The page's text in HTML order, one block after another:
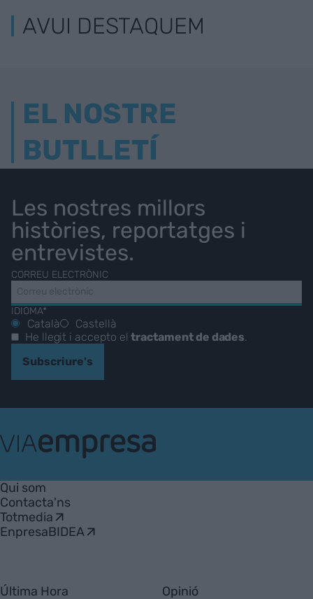
AVUI DESTAQUEM
EL NOSTRE
BUTLLETÍ
Les nostres millors
històries, reportatges i
entrevistes.
CORREU ELECTRÒNIC
IDIOMA*
Català
Castellà
He llegit i accepto eltractament de dades
Subscriure's
Empresa
Qui som
Contacta'ns
Totmedia
EnpresaBIDEA
Última Hora Opinió